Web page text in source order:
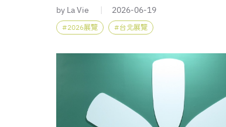
by La Vie 2026-06-19
2026展覽 台北展覽